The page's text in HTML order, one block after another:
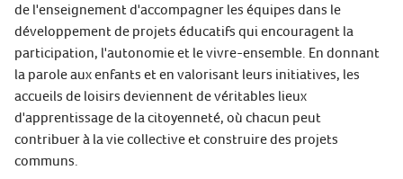
de l'enseignement d'accompagner les équipes dans le
développement de projets éducatifs qui encouragent la
participation, l'autonomie et le vivre-ensemble. En donnant
la parole aux enfants et en valorisant leurs initiatives, les
accueils de loisirs deviennent de véritables lieux
d'apprentissage de la citoyenneté, où chacun peut
contribuer à la vie collective et construire des projets
communs.